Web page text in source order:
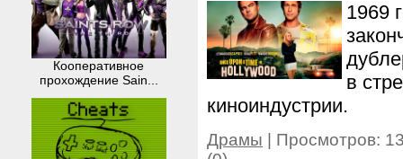
Кооперативное
прохождение Sain...
1969
в
киноиндустрии.
Драмы | Просмотров: